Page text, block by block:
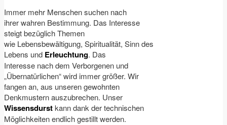
Immer mehr Menschen suchen nach
ihrer wahren Bestimmung. Das Interesse
steigt bezüglich Themen
wie Lebensbewältigung, Spiritualität, Sinn des
Lebens und Erleuchtung. Das
Interesse nach dem Verborgenen und
„Übernatürlichen“ wird immer größer. Wir
fangen an, aus unseren gewohnten
Denkmustern auszubrechen. Unser
Wissensdurstkann dank der technischen
Möglichkeiten endlich gestillt werden.